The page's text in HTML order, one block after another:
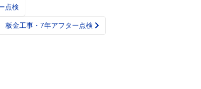
点検
板金工事・7年アフター点検